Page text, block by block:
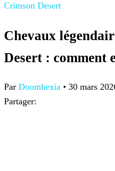
Crimson Desert
Chevaux
Desert : comment
Par Doomhexia • 30 mars
Partager: